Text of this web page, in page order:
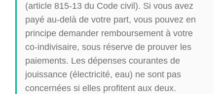
(article 815-13 du Code civil). Si vous avez
payé au-delà de votre part, vous pouvez en
principe demander remboursement à votre
co-indivisaire, sous réserve de prouver les
paiements. Les dépenses courantes de
jouissance (électricité, eau) ne sont pas
concernées si elles profitent aux deux.